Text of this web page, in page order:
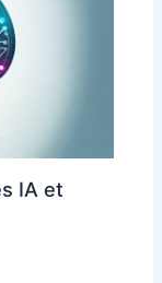
IA et